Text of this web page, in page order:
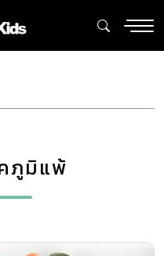
ภูมิแพ้